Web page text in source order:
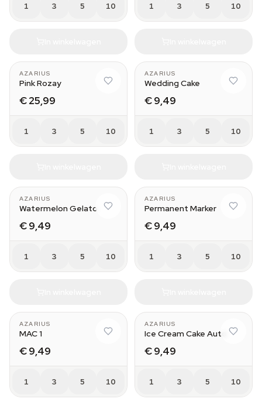
1 3 5 10 1 3 5 10
AZARIUS
Pink Rozay
€ 25,99
1 3 5 10
AZARIUS
Wedding Cake
€ 9,49
1 3 5 10
AZARIUS
Watermelon Gelato
€ 9,49
1 3 5 10
AZARIUS
Permanent Marker
€ 9,49
1 3 5 10
AZARIUS
MAC 1
€ 9,49
1 3 5 10
AZARIUS
Ice Cream Cake Auto
€ 9,49
1 3 5 10